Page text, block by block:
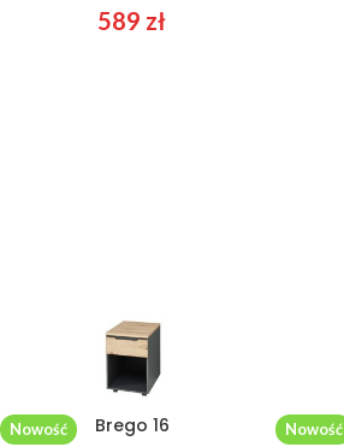
589 zł
Brego 16
Nowość Nowość